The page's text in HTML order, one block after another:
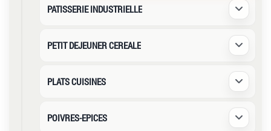
PATISSERIE INDUSTRIELLE Déplier
PETIT DEJEUNER CEREALE Déplier
PLATS CUISINES Déplier
POIVRES-EPICES Déplier